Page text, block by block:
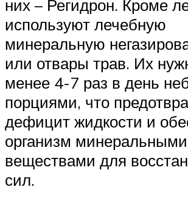
них – Регидрон. Кроме
используют лечебную
минеральную
или отвары трав. Их
менее 4-7 раз в день
порциями, что
дефицит жидкости и
организм минеральными
веществами для
сил.